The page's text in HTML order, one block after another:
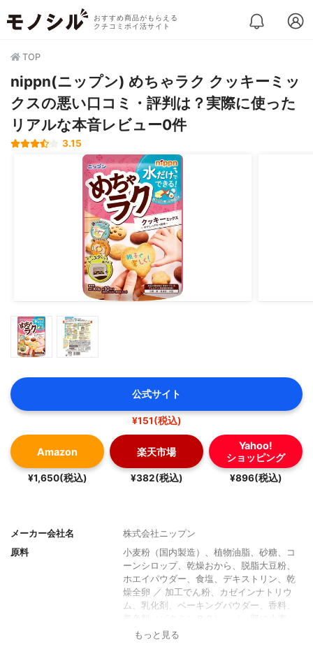
おすすめ商品がもらえる
クチコミポイ活サイト
TOP
nippn(ニップン) めちゃラク クッキーミッ
クスの悪い口コミ・評判は？実際に使った
リアルな本音レビュー0件
3.15
公式サイト
¥151(税込)
Amazon
¥1,650(税込)
楽天市場
¥382(税込)
Yahoo!
ショッピング
¥896(税込)
メーカー会社名
株式会社ニップン
原料
小麦粉（国内製造）、植物油脂、砂糖、コ
ーンシロップ、乾燥おから、脱脂大豆粉、
ホエイパウダー、食塩、デキストリン、乾
燥全卵 ／ 加工でん粉、カゼインナトリウ
ム、乳化剤、ベーキングパウダー、香料、
着色料（ビタミンＢ２）、（一部に小麦・
卵・乳成分・大豆を含む）
もっと見る